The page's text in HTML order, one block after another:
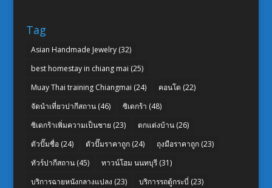
Tag
Asian Handmade Jewelry(32)
best homestay in chiang mai (25)
Muay Thai training Chiangmai (24) คอนโด (22)
จัดนำเที่ยวปากีสถาน(46) ซิเดกร้า (48)
ซิเดกร้าเพิ่มความเป็นชาย (23) ตกแต่งบ้าน(26)
ตัวปั๊มชื่อ(24) ตัวปั๊มราคาถูก(24) ถุงมือราคาถูก(23)
ทัวร์ปากีสถาน(45) ทาวน์โฮม นนทบุรี(31)
บริการฉายหนังกลางแปลง (23) บริการรถตู้กระบี่ (23)